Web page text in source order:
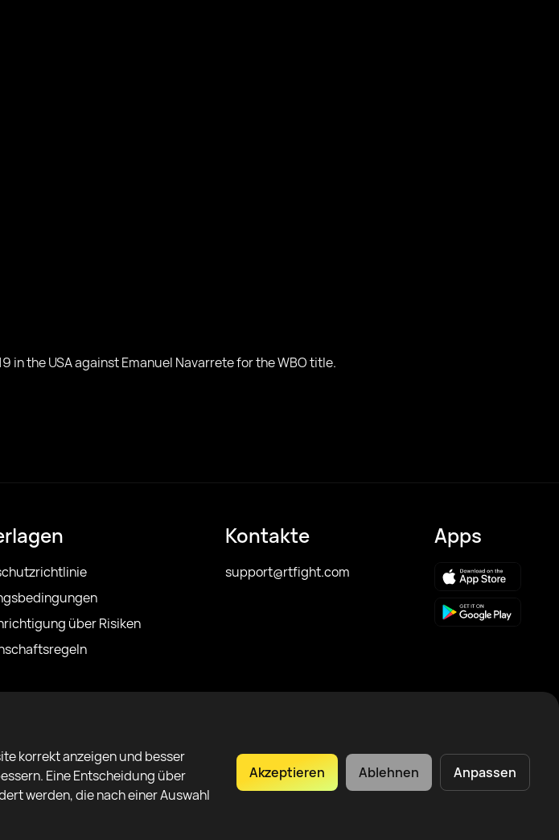
korrekt anzeigen und besser
Eine Entscheidung über
werden, die nach einer Auswahl
Akzeptieren Ablehnen Anpassen
in the USA against Emanuel Navarrete for the WBO title.
über Risiken
Kontakte
support@rtfight.com
Apps